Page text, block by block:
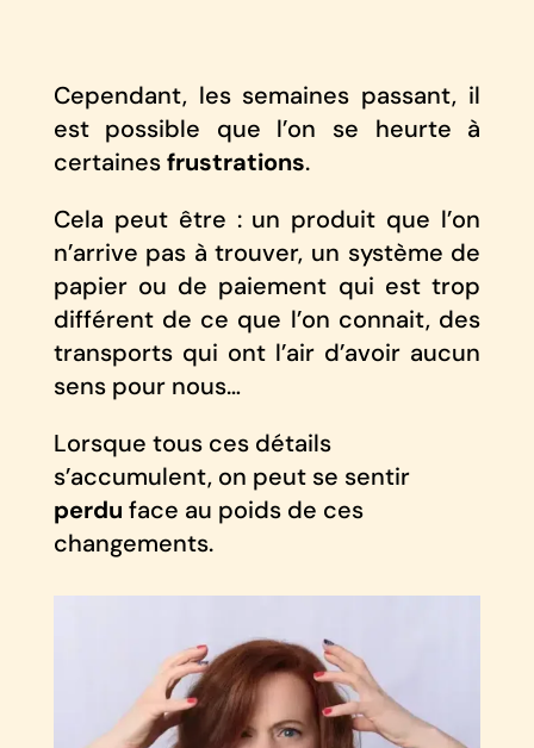
Cependant, les semaines passant, il
est possible que l’on se heurte à
certainesfrustrations.
Cela peut être : un produit que l’on
n’arrive pas à trouver, un système de
papier ou de paiement qui est trop
différent de ce que l’on connait, des
transports qui ont l’air d’avoir aucun
sens pour nous…
Lorsque tous ces détails
s’accumulent, on peut se sentir
perdu face au poids de ces
changements.